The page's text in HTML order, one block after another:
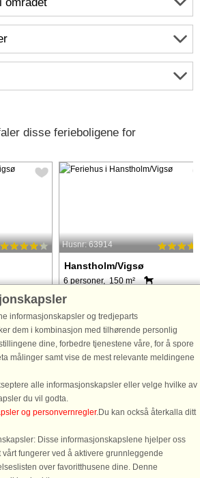
disse ferieboligene for
etager
en stor
fra
smuk
går
...
Husnr: 63914
Hanstholm/Vigsø
6 personer, 150 m²
2,9 km til kyst.
Hyggeligt byhus i Ræhr ved
Hanstholm med plads til 6 personer.
Huset er indrettet med 3
og har en fin, moderne indretning.
radiatorvarme på 1. sal, opvarmet ...
fra 5.331 NOK
informasjonskapsler og tredjeparts
dem i kombinasjon med tilhørende personlig
dine, forbedre tjenestene våre, for å spore
målinger samt vise de mest relevante meldingene
alle informasjonskapsler eller velge hvilke av
du vil godta.
og personvernregler.Du kan också återkalla ditt
Disse informasjonskapslene hjelper oss
vårt fungerer ved å aktivere grunnleggende
over favoritthusene dine. Denne